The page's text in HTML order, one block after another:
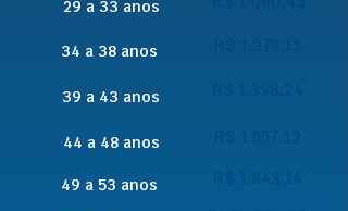
29 a 33 anos
34 a 38 anos
39 a 43 anos
44 a 48 anos
49 a 53 anos